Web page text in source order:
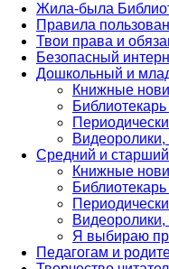
Жила-была
Правила
Твои права и
Безопасный
Дошкольный и
Книжные
Средний и
Книжные
Я выбираю
Педагогам и